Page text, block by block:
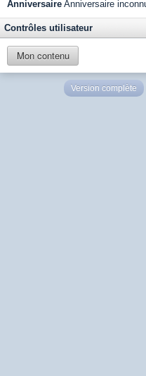
Anniversaire Anniversaire
Contrôles utilisateur
Mon contenu
Version complète